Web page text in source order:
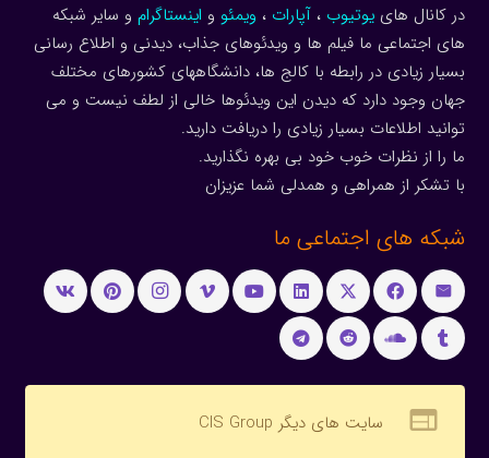
در کانال هاییوتیوب ، آپارات ، ویمئو و اینستاگرام و سایر شبکه
های اجتماعی ما فیلم ها و ویدئوهای جذاب، دیدنی و اطلاع رسانی
بسیار زیادی در رابطه با کالج ها، دانشگاههای کشورهای مختلف
جهان وجود دارد که دیدن این ویدئوها خالی از لطف نیست و می
توانید اطلاعات بسیار زیادی را دریافت دارید.
ما را از نظرات خوب خود بی بهره نگذارید.
با تشکر از همراهی و همدلی شما عزیزان
شبکه های اجتماعی ما
web سایت های دیگر CIS Group